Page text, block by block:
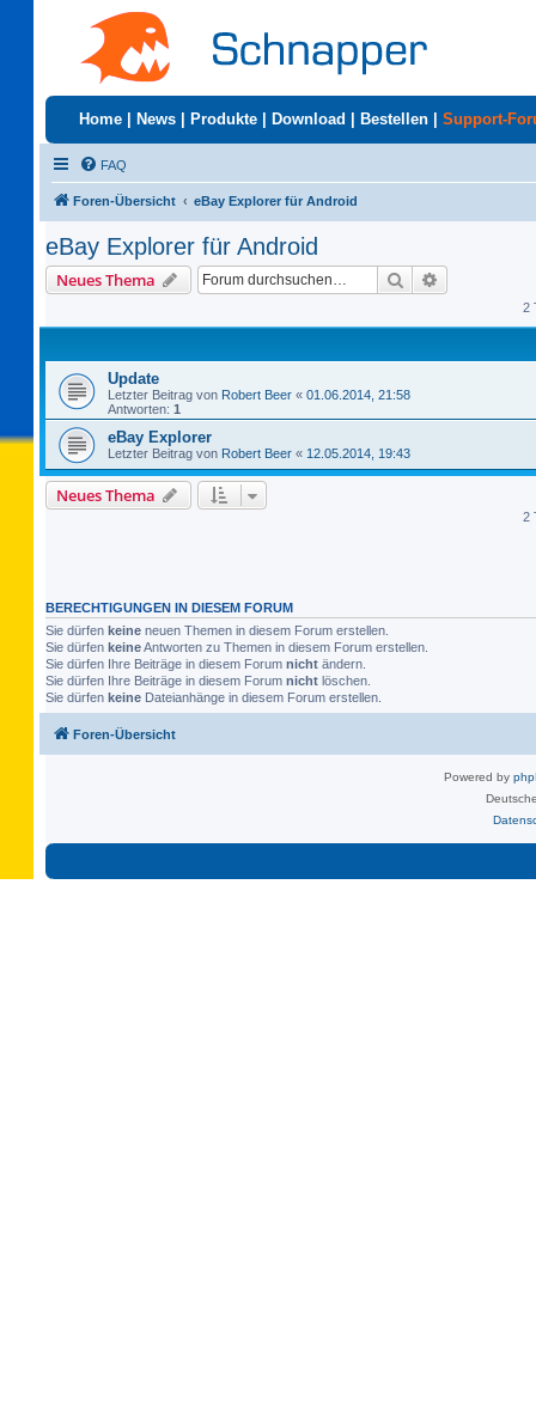
Home News Produkte Download Bestellen Support-
FAQ
Foren-Übersicht eBay Explorer für Android
eBay Explorer für Android
Neues Thema Suche
2
Update
Letzter Beitrag von Robert Beer « 01.06.2014, 21:58
Antworten: 1
eBay Explorer
Letzter Beitrag von Robert Beer « 12.05.2014, 19:43
Neues Thema
2
BERECHTIGUNGEN IN DIESEM FORUM
Sie dürfen keine neuen Themen in diesem Forum erstellen.
Sie dürfen keineAntworten zu Themen in diesem Forum erstellen.
Sie dürfen Ihre Beiträge in diesem Forum nicht ändern.
Sie dürfen Ihre Beiträge in diesem Forum nicht löschen.
Sie dürfen keine Dateianhänge in diesem Forum erstellen.
Foren-Übersicht
Powered by